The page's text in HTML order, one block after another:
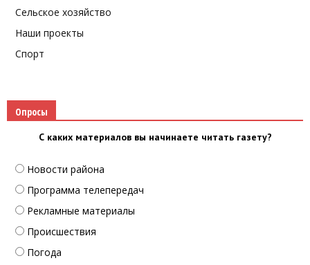
Сельское хозяйство
Наши проекты
Спорт
Опросы
С каких материалов вы начинаете читать газету?
Новости района
Программа телепередач
Рекламные материалы
Происшествия
Погода